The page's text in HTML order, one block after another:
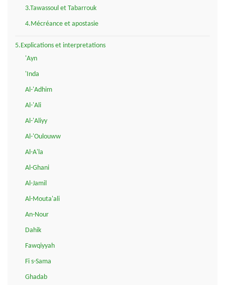
3.Tawassoul et Tabarrouk
4.Mécréance et apostasie
5.Explications et interpretations
'Ayn
'Inda
Al-'Adhim
Al-'Ali
Al-'Aliyy
Al-'Oulouww
Al-A'la
Al-Ghani
Al-Jamil
Al-Mouta'ali
An-Nour
Dahik
Fawqiyyah
Fi s-Sama
Ghadab